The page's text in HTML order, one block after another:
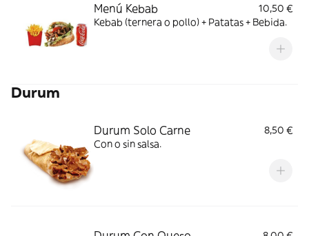
Menú Kebab
10,50 €
Kebab (ternera o pollo) + Patatas + Bebida.
Durum
Durum Solo Carne
8,50 €
Con o sin salsa.